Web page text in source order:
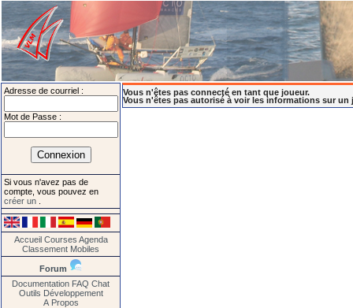
Adresse de courriel :
Mot de Passe :
Si vous n'avez pas de
compte, vous pouvez en
créer un
Accueil Courses Agenda
Classement Mobiles
Forum
Documentation FAQ Chat
Outils Développement
A Propos
Vous n'êtes pas connecté en tant que joueur.
Vous n'êtes pas autorisé à voir les informations sur un